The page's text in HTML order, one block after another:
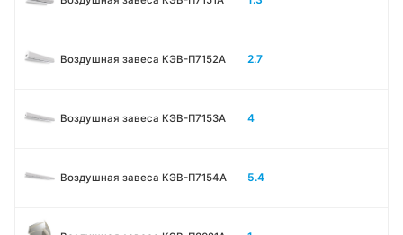
Воздушная завеса КЭВ-П7152A 2.7
Воздушная завеса КЭВ-П7153A 4
Воздушная завеса КЭВ-П7154A 5.4